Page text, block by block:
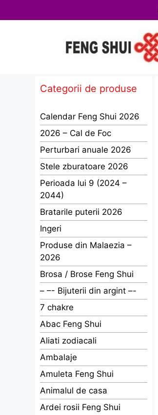
la
Categorii de produse
Calendar Feng Shui 2026
2026 – Cal de Foc
Perturbari anuale 2026
Stele zburatoare 2026
Perioada lui 9 (2024 –
2044)
Bratarile puterii 2026
Ingeri
Produse din Malaezia –
2026
Brosa / Brose Feng Shui
– –- Bijuterii din argint –-
7 chakre
Abac Feng Shui
Aliati zodiacali
Ambalaje
Amuleta Feng Shui
Animalul de casa
Ardei rosii Feng Shui